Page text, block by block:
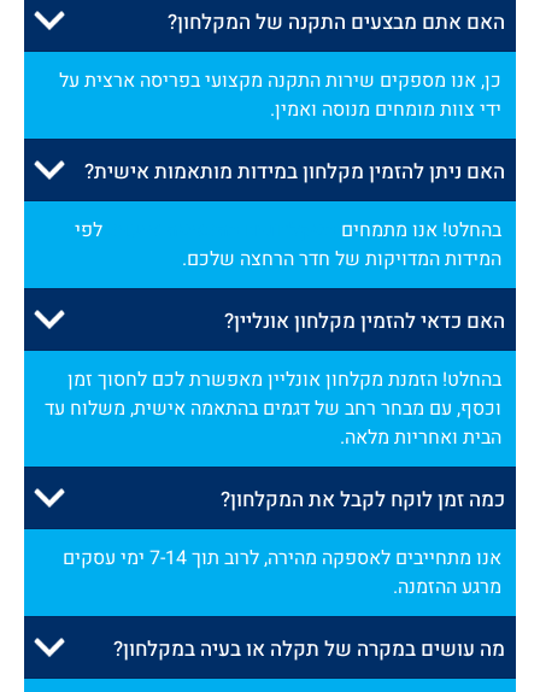
האם אתם מבצעים התקנה של המקלחון?
כן, אנו מספקים שירות התקנה מקצועי בפריסה ארצית על
ידי צוות מומחים מנוסה ואמין.
האם ניתן להזמין מקלחון במידות מותאמות אישית?
בהחלט! אנו מתמחים
לפי
המידות המדויקות של חדר הרחצה שלכם.
האם כדאי להזמין מקלחון אונליין?
בהחלט! הזמנת מקלחון אונליין מאפשרת לכם לחסוך זמן
וכסף, עם מבחר רחב של דגמים בהתאמה אישית, משלוח עד
הבית ואחריות מלאה.
כמה זמן לוקח לקבל את המקלחון?
אנו מתחייבים לאספקה מהירה, לרוב תוך 7-14 ימי עסקים
מרגע ההזמנה.
מה עושים במקרה של תקלה או בעיה במקלחון?